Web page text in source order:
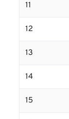
11
12
13
14
15